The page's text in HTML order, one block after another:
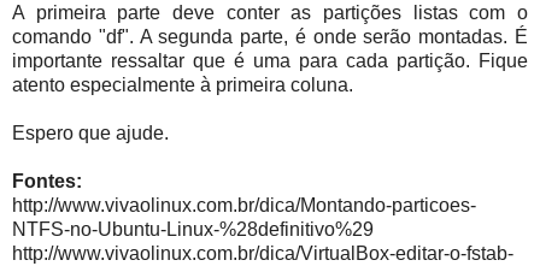
A primeira parte deve conter as partições listas com o
comando "df". A segunda parte, é onde serão montadas. É
importante ressaltar que é uma para cada partição. Fique
atento especialmente à primeira coluna.
Espero que ajude.
Fontes:
http://www.vivaolinux.com.br/dica/Montando-particoes-
NTFS-no-Ubuntu-Linux-%28definitivo%29
http://www.vivaolinux.com.br/dica/VirtualBox-editar-o-fstab-